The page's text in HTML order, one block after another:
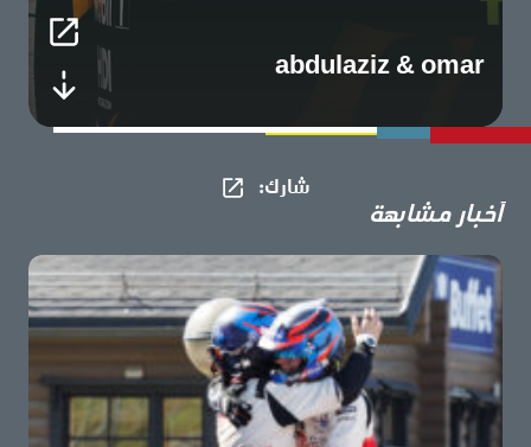
abdulaziz & omar
شارك​:
أخبار مشابهة